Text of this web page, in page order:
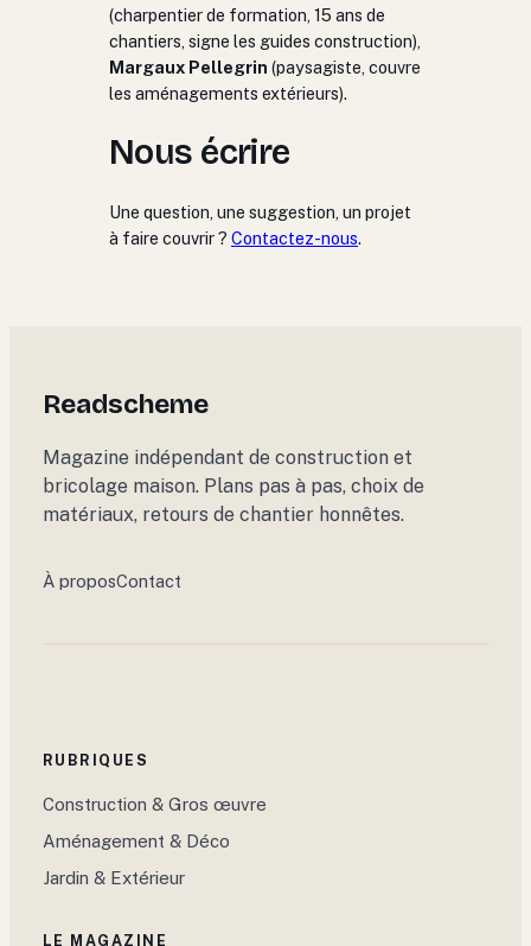
(charpentier de formation, 15 ans de
chantiers, signe les guides construction),
Margaux Pellegrin (paysagiste, couvre
les aménagements extérieurs).
Nous écrire
Une question, une suggestion, un projet
à faire couvrir ? Contactez-nous.
Readscheme
Magazine indépendant de construction et
bricolage maison. Plans pas à pas, choix de
matériaux, retours de chantier honnêtes.
À proposContact
RUBRIQUES
Construction & Gros œuvre
Aménagement & Déco
Jardin & Extérieur
LE MAGAZINE